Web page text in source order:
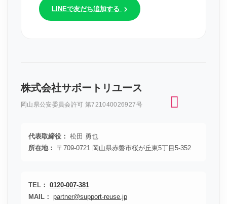
LINEで友だち追加する
株式会社サポートリユース
岡山県公安委員会許可 第721040026927号
代表取締役： 松田 勇也
所在地：
〒709-0721 岡山県赤磐市桜が丘東5丁目5-352
TEL： 0120-007-381
MAIL： partner@support-reuse.jp